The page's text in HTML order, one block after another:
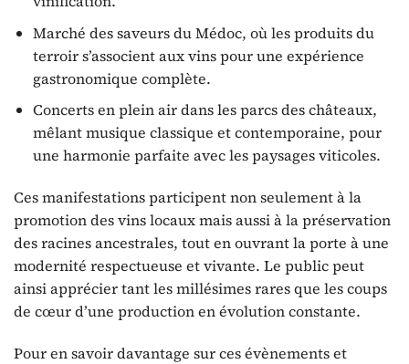
Marché des saveurs du Médoc, où les produits du
terroir s’associent aux vins pour une expérience
gastronomique complète.
Concerts en plein air dans les parcs des châteaux,
mêlant musique classique et contemporaine, pour
une harmonie parfaite avec les paysages viticoles.
Ces manifestations participent non seulement à la
promotion des vins locaux mais aussi à la préservation
des racines ancestrales, tout en ouvrant la porte à une
modernité respectueuse et vivante. Le public peut
ainsi apprécier tant les millésimes rares que les coups
de cœur d’une production en évolution constante.
Pour en savoir davantage sur ces évènements et